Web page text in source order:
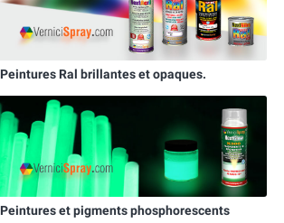
Peintures Ral brillantes et opaques.
Peintures et pigments phosphorescents